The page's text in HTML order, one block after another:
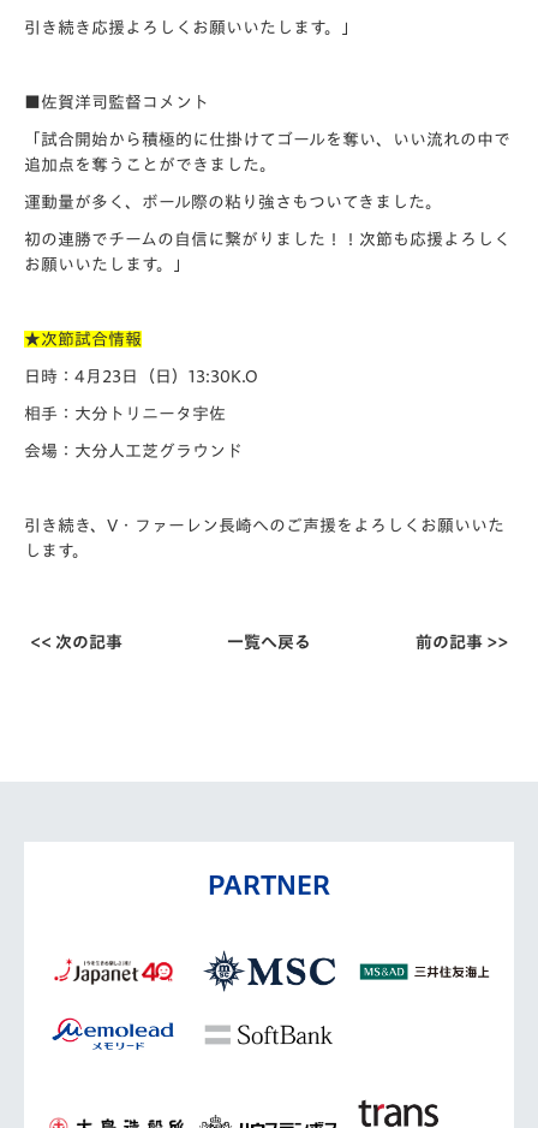
引き続き応援よろしくお願いいたします。」
■佐賀洋司監督コメント
「試合開始から積極的に仕掛けてゴールを奪い、いい流れの中で
追加点を奪うことができました。
運動量が多く、ボール際の粘り強さもついてきました。
初の連勝でチームの自信に繋がりました！！次節も応援よろしく
お願いいたします。」
★次節試合情報
日時：4月23日（日）13:30K.O
相手：大分トリニータ宇佐
会場：大分人工芝グラウンド
引き続き、V・ファーレン長崎へのご声援をよろしくお願いいた
します。
<< 次の記事 一覧へ戻る 前の記事 >>
PARTNER